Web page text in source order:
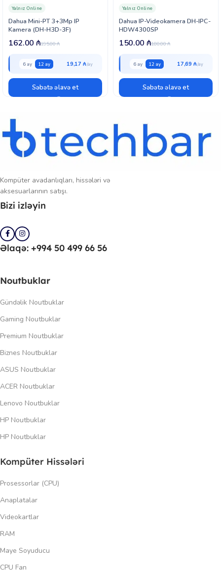
idarəetmə mümkündür.
Dahua Mini-PT 3+3Mp IP
Kamera (DH-H3D-3F)
Yalnız Online
195.00₼
162.00 ₼
6 ay 12 ay 19,17 ₼
Səbətə əlavə et
Dahua IP-Videokamera DH-IPC-
HDW4300SP
Yalnız Online
180.00₼
150.00 ₼
6 ay 12 ay 17,69 ₼
Səbətə əlavə et
Kompüter avadanlıqları, hissələri və
aksesuarlarının satışı.
Bizi izləyin
Əlaqə: +994 50 499 66 56
Noutbuklar
Gündəlik Noutbuklar
Gaming Noutbuklar
Premium Noutbuklar
Biznes Noutbuklar
ASUS Noutbuklar
ACER Noutbuklar
Lenovo Noutbuklar
HP Noutbuklar
HP Noutbuklar
Kompüter Hissələri
Prosessorlar (CPU)
Anaplatalar
Videokartlar
RAM
Maye Soyuducu
CPU Fan